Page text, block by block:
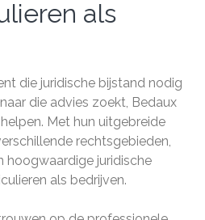
als
die juridische bijstand nodig
die advies zoekt, Bedaux
Met hun uitgebreide
rechtsgebieden,
hoogwaardige juridische
als bedrijven.